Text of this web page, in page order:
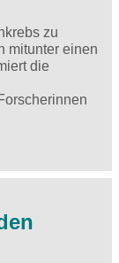
zu
mitunter einen
die